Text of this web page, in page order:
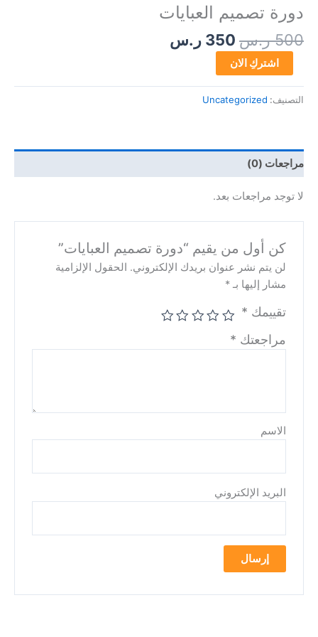
دورة تصميم العبايات
500 ر.س 350 ر.س
اشتركِ الان
التصنيف: Uncategorized
مراجعات (0)
لا توجد مراجعات بعد.
كن أول من يقيم “دورة تصميم العبايات”
لن يتم نشر عنوان بريدك الإلكتروني.
الحقول الإلزامية
مشار إليها بـ*
تقييمك *
مراجعتك *
الاسم
البريد الإلكتروني